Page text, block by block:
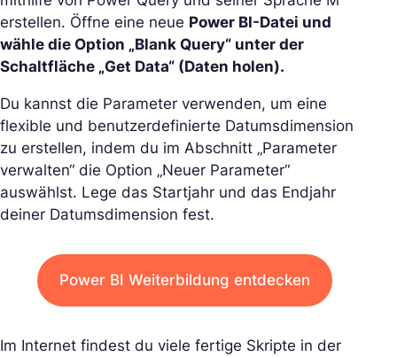
erstellen. Öffne eine neue Power BI-Datei und
wähle die Option „Blank Query“ unter der
Schaltfläche „Get Data“ (Daten holen).
Du kannst die Parameter verwenden, um eine
flexible und benutzerdefinierte Datumsdimension
zu erstellen, indem du im Abschnitt „Parameter
verwalten“ die Option „Neuer Parameter“
auswählst. Lege das Startjahr und das Endjahr
deiner Datumsdimension fest.
Power BI Weiterbildung entdecken
Im Internet findest du viele fertige Skripte in der